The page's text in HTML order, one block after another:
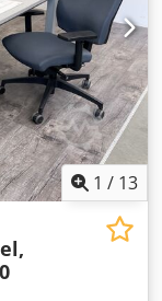
1 / 13